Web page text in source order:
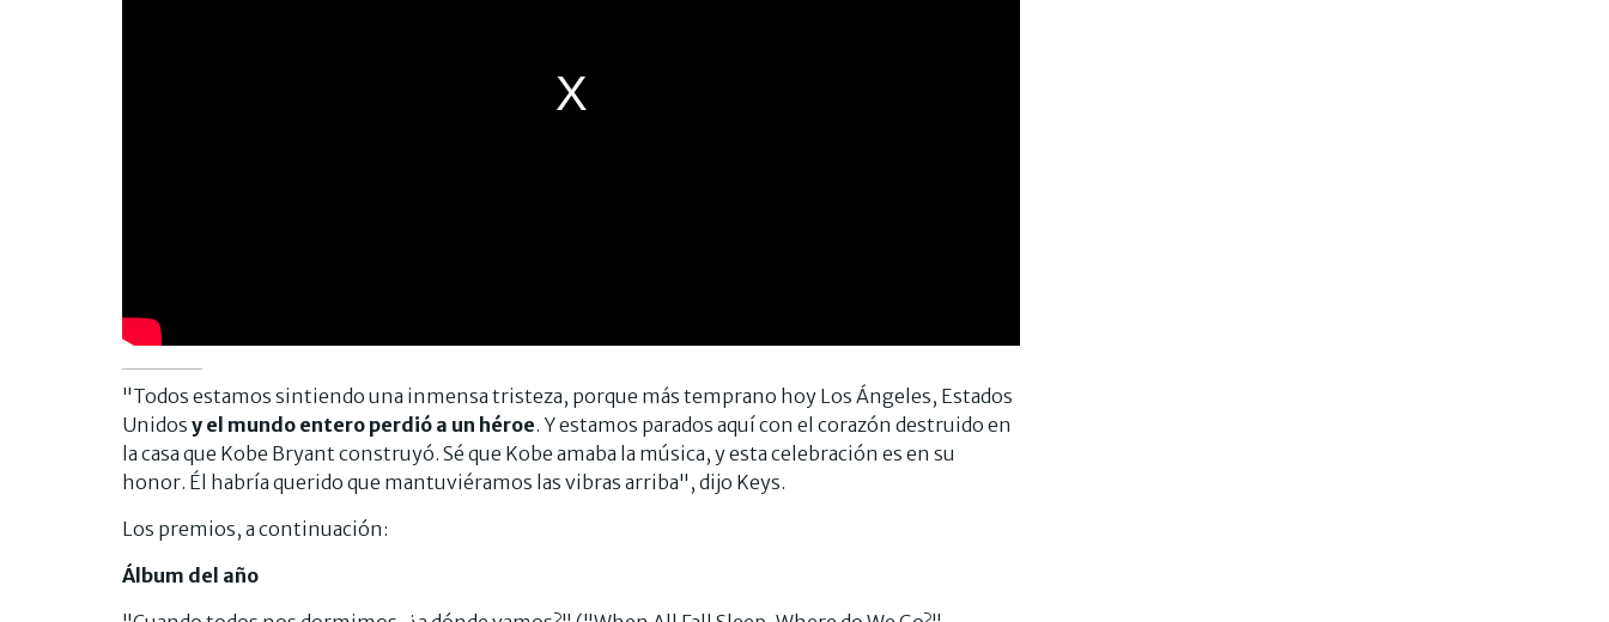
"Todos estamos sintiendo una inmensa tristeza, porque más temprano hoy Los Ángeles, Estados
Unidos y el mundo entero perdió a un héroe. Y estamos parados aquí con el corazón destruido en
la casa que Kobe Bryant construyó. Sé que Kobe amaba la música, y esta celebración es en su
honor. Él habría querido que mantuviéramos las vibras arriba", dijo Keys.
Los premios, a continuación:
Álbum del año